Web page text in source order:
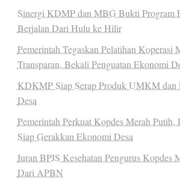
Sinergi KDMP dan MBG Bukti Program
Berjalan Dari Hulu ke Hilir
Pemerintah Tegaskan Pelatihan Koperasi
Transparan, Bekali Penguatan Ekonomi
KDKMP Siap Serap Produk UMKM dan
Desa
Pemerintah Perkuat Kopdes Merah Putih,
Siap Gerakkan Ekonomi Desa
Iuran BPJS Kesehatan Pengurus Kopdes
Dari APBN